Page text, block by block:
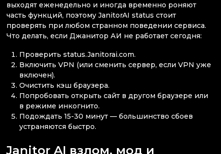
выходят еженедельно и иногда временно роняют
часть функций, поэтому JanitorAI status стоит
проверять при любом странном поведении сервиса.
Что делать, если Джанитор АИ не работает сегодня:
Проверить status.Janitorai.com.
Включить VPN (или сменить сервер, если VPN уже
включен).
Очистить кэш браузера.
Попробовать открыть сайт в другом браузере или
в режиме инкогнито.
Подождать 15-30 минут — большинство сбоев
устраняются быстро.
Janitor AI взлом, мод и